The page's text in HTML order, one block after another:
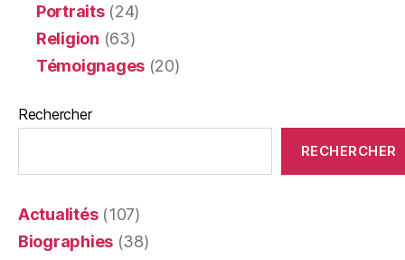
Portraits(24)
Religion (63)
Témoignages (20)
Rechercher
RECHERCHER
Actualités(107)
Biographies (38)